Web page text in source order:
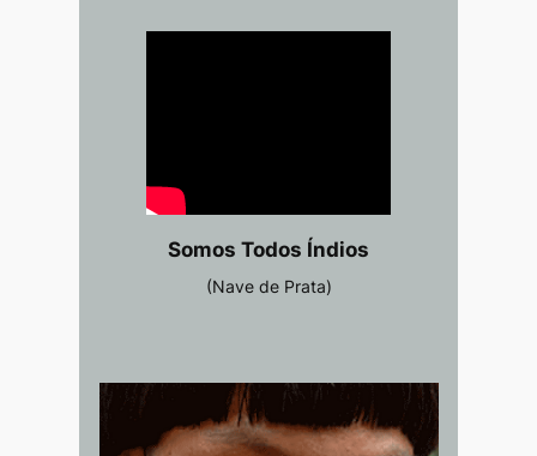
Somos Todos Índios
(Nave de Prata)